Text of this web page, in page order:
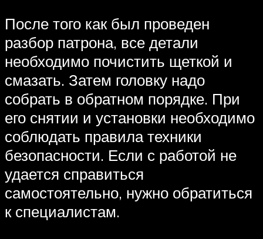
После того как был проведен
разбор патрона, все детали
необходимо почистить щеткой и
смазать. Затем головку надо
собрать в обратном порядке. При
его снятии и установки необходимо
соблюдать правила техники
безопасности. Если с работой не
удается справиться
самостоятельно, нужно обратиться
к специалистам.